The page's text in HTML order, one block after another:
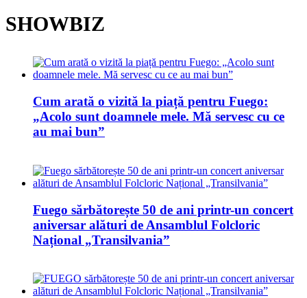
SHOWBIZ
Cum arată o vizită la piață pentru Fuego:
„Acolo sunt doamnele mele. Mă servesc cu ce
au mai bun”
Fuego sărbătorește 50 de ani printr-un concert
aniversar alături de Ansamblul Folcloric
Național „Transilvania”